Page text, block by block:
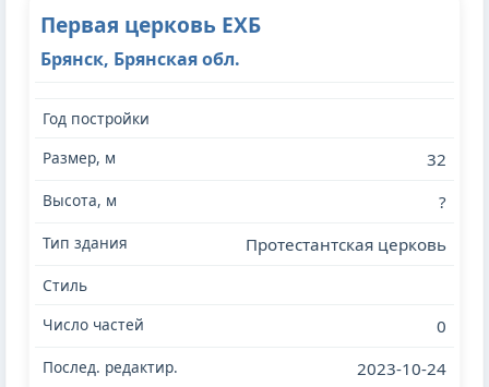
Первая церковь ЕХБ
Брянск, Брянская обл.
32
?
Протестантская церковь
0
2023-10-24